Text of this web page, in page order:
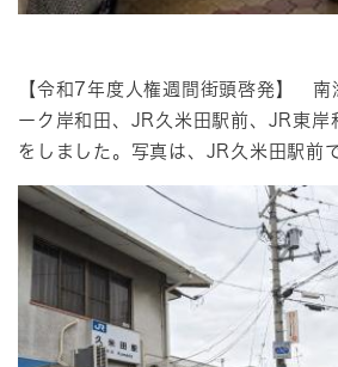
【令和7年度人権週間街頭啓発】 南
ーク岸和田、JR久米田駅前、JR東岸
をしました。写真は、JR久米田駅前で